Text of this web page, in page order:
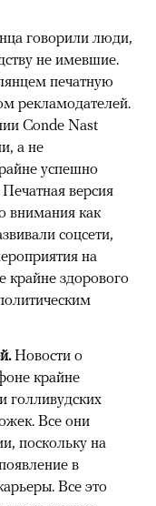
говорили люди,
не имевшие.
печатную
рекламодателей.
Conde Nast
а не
успешно
версия
внимания как
соцсети,
на
здорового
Новости о
крайне
голливудских
Все они
поскольку на
в
Все это